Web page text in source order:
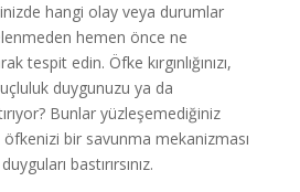
hangi olay veya durumlar
hemen önce ne
tespit edin. Öfke kırgınlığınızı,
duygunuzu ya da
Bunlar yüzleşemediğiniz
öfkenizi bir savunma mekanizması
bastırırsınız.